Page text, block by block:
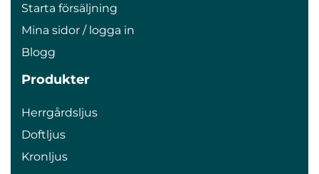
Starta försäljning
Mina sidor / logga in
Blogg
Produkter
Herrgårdsljus
Doftljus
Kronljus